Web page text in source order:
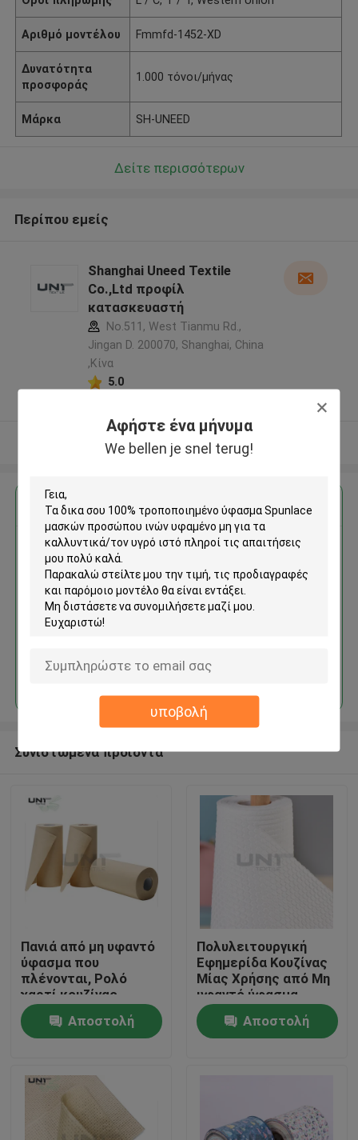
Αφήστε ένα μήνυμα
We bellen je snel terug!
υποβολή
Σπίτι
Προϊόντα
Σχετικά με εμάς
Αριθμό μοντέλου Fmmfd-1452-XD
Δυνατότητα
προσφοράς
1.000 τόνοι/μήνας
Μάρκα SH-UNEED
Δείτε περισσότερων
Περίπου εμείς
Shanghai Uneed Textile
Co.,Ltd προφίλ
κατασκευαστή
No.511, West Tianmu Rd.,
Jingan D. 200070, Shanghai, China
,Κίνα
5.0
Δείτε περισσότερων
Αποκτήστε την καλύτερη τιμή για
100% τροποποιημένο ύφασμα
Spunlace μασκών προσώπου
ινών υφαμένο μη για τα
καλλυντικά/τον υγρό ιστό
Να συνεχίσει
Συνιστώμενα προϊόντα
Πανιά από μη υφαντό
ύφασμα που
πλένονται, Ρολό
χαρτί κουζίνας,
Επαναχρησιμοποιούμενα
πανιά καθαρισμού
κουζίνας 130gsm
Αποστολή
Πολυλειτουργική
Εφημερίδα Κουζίνας
Μίας Χρήσης από Μη
υφαντό ύφασμα
Spunlace με
Εκτύπωση Σχεδίου
Αποστολή